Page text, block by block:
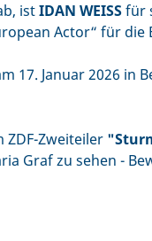
istIDAN WEISSfür
Actor“ für die
17. Januar 2026 in
ZDF-Zweiteiler
Graf zu sehen -